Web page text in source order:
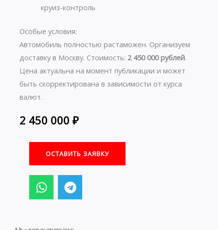
круиз-контроль
Особые условия:
Автомобиль полностью растаможен. Организуем
доставку в Москву. Стоимость: 2 450 000 рублей.
Цена актуальна на момент публикации и может
быть скорректирована в зависимости от курса
валют.
2 450 000 ₽
ОСТАВИТЬ ЗАЯВКУ
W
h
a
T
e
l